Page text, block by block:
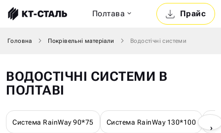
Прайс
Полтава
Головна Покрівельні матеріали Водостічні системи
ВОДОСТІЧНІ СИСТЕМИ В
ПОЛТАВІ
Система RainWay 90*75 Система RainWay 130*100
›